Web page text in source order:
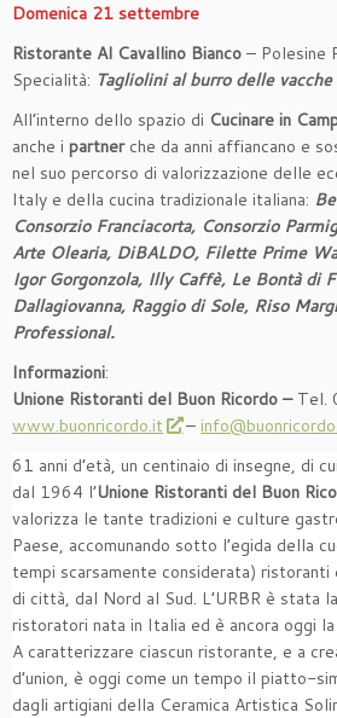
Domenica 21 settembre
Ristorante Al Cavallino Bianco – Polesine
Specialità: Tagliolini al burro delle
All’interno dello spazio di Cucinare in
anche i partnerche da anni affiancano e
nel suo percorso di valorizzazione delle
Italy e della cucina tradizionale italiana:
Consorzio Franciacorta, Consorzio
Arte Olearia, DiBALDO, Filette Prime
Igor Gorgonzola, Illy Caffè, Le Bontà di
Dallagiovanna, Raggio di Sole, Riso
Professional.
Informazioni:
Unione Ristoranti del Buon Ricordo – Tel.
www.buonricordo.it
–
61 anni d’età, un centinaio di insegne, di
dal 1964 l’Unione Ristoranti del Buon
valorizza le tante tradizioni e culture
Paese, accomunando sotto l’egida della
tempi scarsamente considerata)
di città, dal Nord al Sud. L’URBR è stata
ristoratori nata in Italia ed è ancora oggi
A caratterizzare ciascun ristorante, e a
d’union, è oggi come un tempo il piatto-
dagli artigiani della Ceramica Artistica